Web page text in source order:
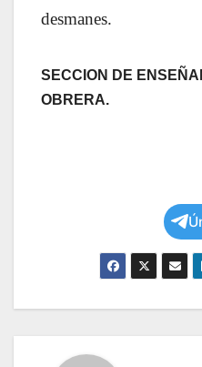
desmanes.
SECCION DE
OBRERA.